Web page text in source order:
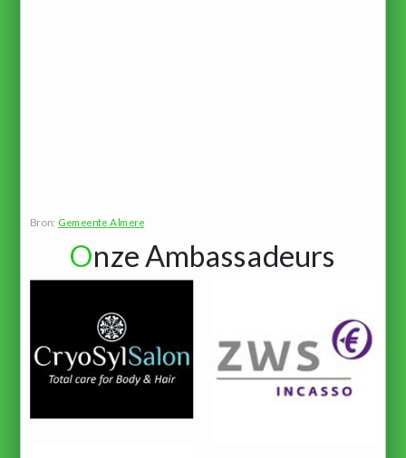
Bron: Gemeente Almere
Onze Ambassadeurs